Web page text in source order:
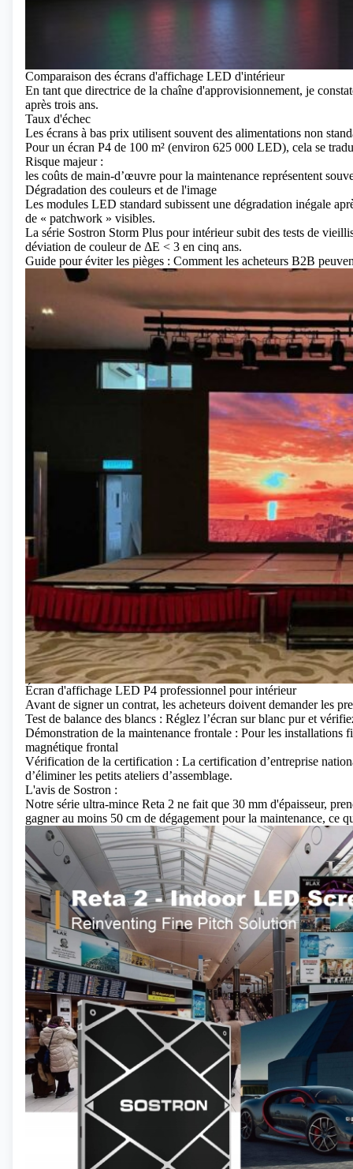
Comparaison des écrans d'affichage LED d'intérieur
En tant que directrice de la chaîne d'approvisionnement, je
après trois ans.
Taux d'échec
Les écrans à bas prix utilisent souvent des alimentations non
Pour un écran P4 de 100 m² (environ 625 000 LED), cela se
Risque majeur :
les coûts de main-d’œuvre pour la maintenance représentent
Dégradation des couleurs et de l'image
Les modules LED standard subissent une dégradation inégale
de « patchwork » visibles.
La série Sostron Storm Plus pour intérieur subit des tests de
déviation de couleur de ΔE < 3 en cinq ans.
Guide pour éviter les pièges : Comment les acheteurs B2B
Écran d'affichage LED P4 professionnel pour intérieur
Avant de signer un contrat, les acheteurs doivent demander les
Test de balance des blancs : Réglez l’écran sur blanc pur et
Démonstration de la maintenance frontale : Pour les installations
magnétique frontal
Vérification de la certification : La certification d’entreprise
d’éliminer les petits ateliers d’assemblage.
L'avis de Sostron :
Notre série ultra-mince Reta 2 ne fait que 30 mm d'épaisseur,
gagner au moins 50 cm de dégagement pour la maintenance, ce